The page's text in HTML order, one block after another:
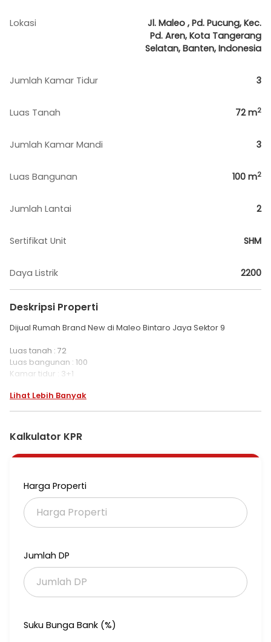
Lokasi
Jl. Maleo , Pd. Pucung, Kec.
Pd. Aren, Kota Tangerang
Selatan, Banten, Indonesia
Jumlah Kamar Tidur 3
Luas Tanah 72m2
Jumlah Kamar Mandi 3
Luas Bangunan 100 m2
Jumlah Lantai 2
Sertifikat Unit SHM
Daya Listrik 2200
Deskripsi Properti
Dijual Rumah Brand New di Maleo Bintaro Jaya Sektor 9
Luas tanah : 72
Luas bangunan : 100
Kamar tidur : 3+1
Listrik 2200watt
Harga 2,650M Nego
Lihat Lebih Banyak
Kalkulator KPR
Harga Properti
Jumlah DP
Suku Bunga Bank (%)